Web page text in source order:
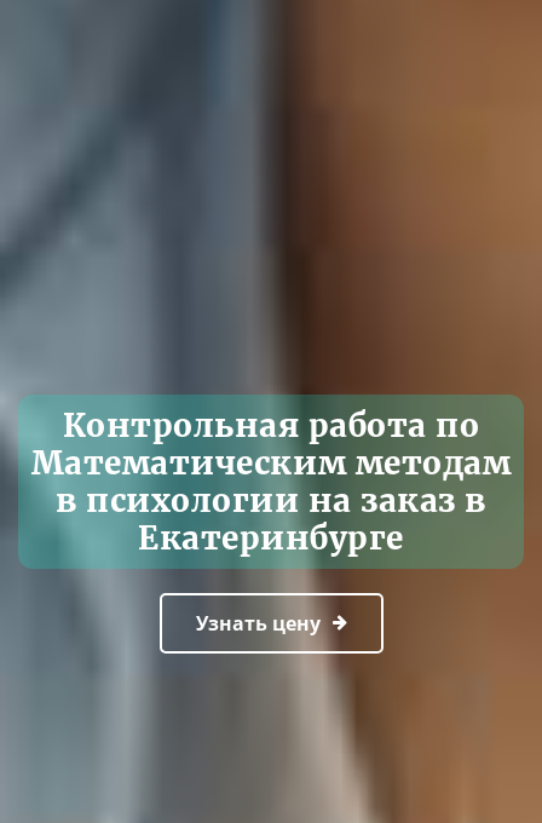
Контрольная работа по
Математическим методам
в психологии на заказ в
Екатеринбурге
Узнать цену